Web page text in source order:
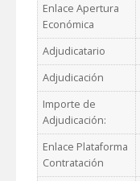
Enlace Apertura
Económica
Adjudicatario
Adjudicación
Importe de
Adjudicación:
Enlace Plataforma
Contratación